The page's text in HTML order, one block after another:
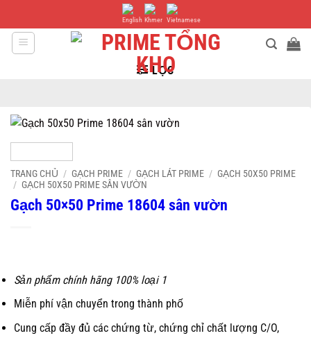
qua
LỌC
TRANG CHỦ / GẠCH PRIME / GẠCH LÁT PRIME / GẠCH 50X50 PRIME
/ GẠCH 50X50 PRIME SÂN VƯỜN
Gạch 50×50 Prime 18604 sân vườn
Sản phẩm chính hãng 100% loại 1
Miễn phí vận chuyển trong thành phố
Cung cấp đầy đủ các chứng từ, chứng chỉ chất lượng C/O,